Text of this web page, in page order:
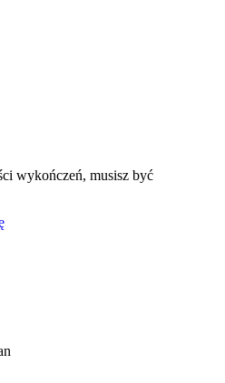
wykończeń, musisz być